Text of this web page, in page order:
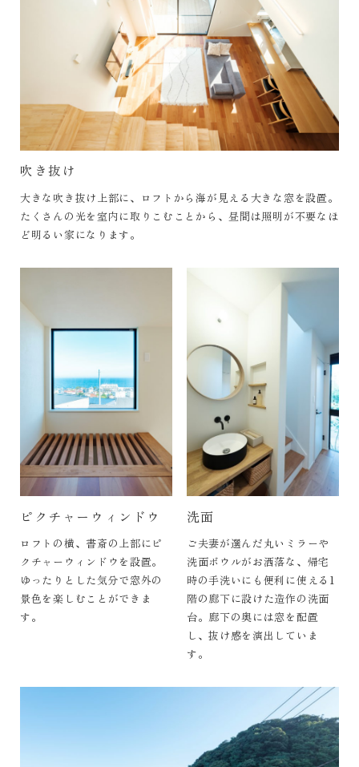
吹き抜け
大きな吹き抜け上部に、ロフトから海が見える大きな窓を設置。
たくさんの光を室内に取りこむことから、昼間は照明が不要なほ
ど明るい家になります。
ピクチャーウィンドウ
ロフトの横、書斎の上部にピ
クチャーウィンドウを設置。
ゆったりとした気分で窓外の
景色を楽しむことができま
す。
洗面
ご夫妻が選んだ丸いミラーや
洗面ボウルがお洒落な、帰宅
時の手洗いにも便利に使える1
階の廊下に設けた造作の洗面
台。廊下の奥には窓を配置
し、抜け感を演出していま
す。